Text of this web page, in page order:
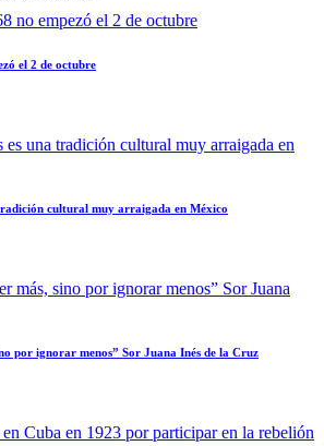
el 2 de octubre
cultural muy arraigada en México
por ignorar menos” Sor Juana Inés de la Cruz